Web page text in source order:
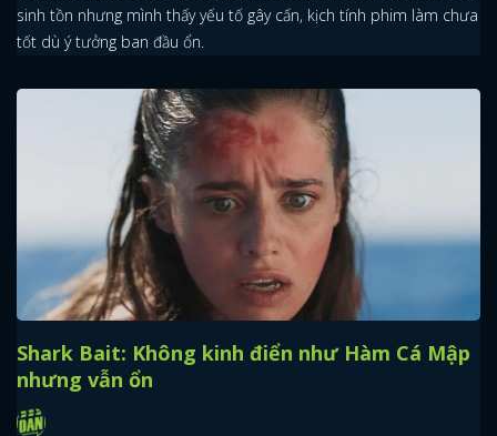
sinh tồn nhưng mình thấy yếu tố gây cấn, kịch tính phim làm chưa
tốt dù ý tưởng ban đầu ổn.
Shark Bait: Không kinh điển như Hàm Cá Mập
nhưng vẫn ổn